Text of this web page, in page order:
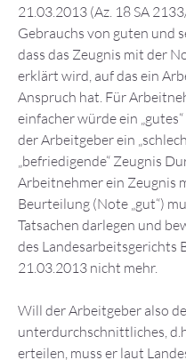
21.03.2013 (Az. 18 SA
Gebrauchs von guten und
dass das Zeugnis mit der
erklärt wird, auf das ein
Anspruch hat. Für
einfacher würde ein
der Arbeitgeber ein
„befriedigende“ Zeugnis
Arbeitnehmer ein Zeugnis
Beurteilung (Note „gut“)
Tatsachen darlegen und
des Landesarbeitsgerichts
21.03.2013 nicht mehr.
Will der Arbeitgeber also
unterdurchschnittliches,
erteilen, muss er laut